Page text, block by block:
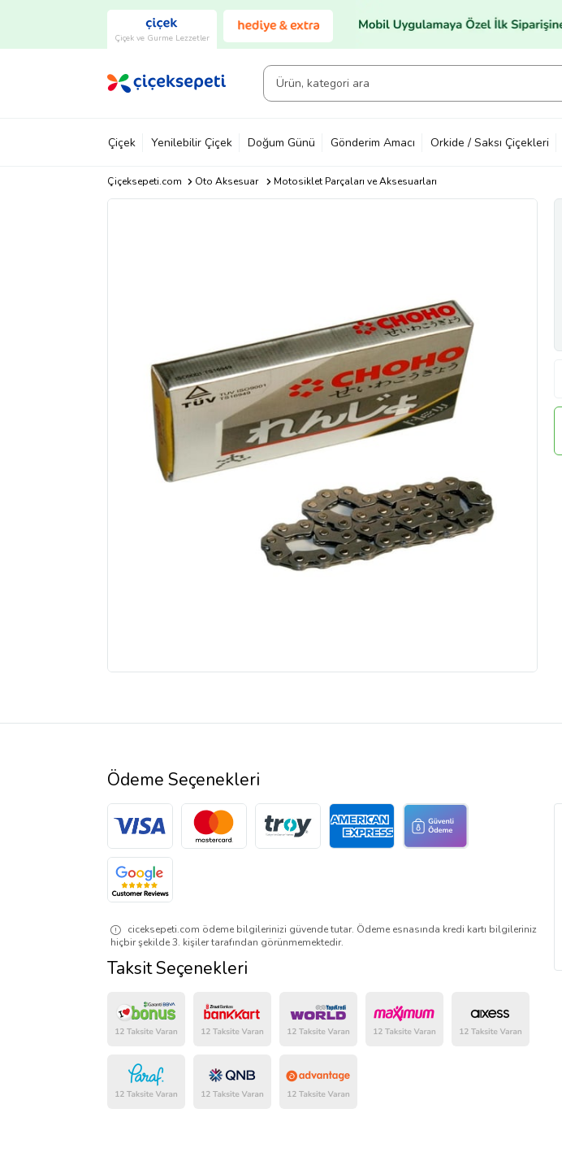
Çiçek ve Gurme Lezzetler
Çiçek Yenilebilir Çiçek Doğum Günü Gönderim Amacı Orkide / Saksı Çiçekleri
Çiçeksepeti.com Oto Aksesuar Motosiklet Parçaları ve Aksesuarları
Ödeme Seçenekleri
ciceksepeti.com ödeme bilgilerinizi güvende tutar. Ödeme esnasında kredi kartı bilgileriniz
hiçbir şekilde 3. kişiler tarafından görünmemektedir.
Taksit Seçenekleri